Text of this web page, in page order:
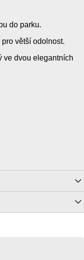
do parku.
větší odolnost.
ve dvou elegantních